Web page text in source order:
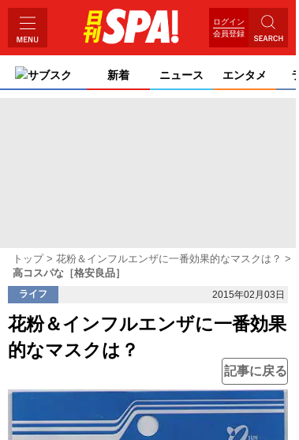
ログイン
会員登録
サブスク 新着 ニュース エンタメ
トップ
花粉＆インフルエンザに一番効果的なマスクは？
高コスパな［格安良品］
ライフ 2015年02月03日
花粉＆インフルエンザに一番効果
的なマスクは？
記事に戻る